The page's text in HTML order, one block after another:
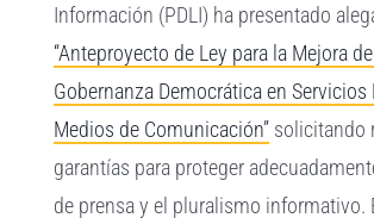
más
grande
Información (PDLI) ha presentado
“Anteproyecto de Ley para la Mejora
Gobernanza Democrática en Servicios
Medios de Comunicación” solicitando
garantías para proteger
de prensa y el pluralismo informativo.